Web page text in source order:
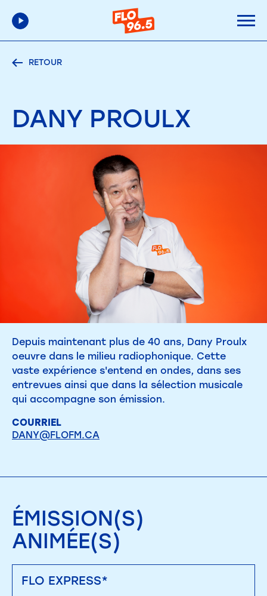
RETOUR
DANY PROULX
Depuis maintenant plus de 40 ans, Dany Proulx
oeuvre dans le milieu radiophonique. Cette
vaste expérience s'entend en ondes, dans ses
entrevues ainsi que dans la sélection musicale
qui accompagne son émission.
COURRIEL
DANY@FLOFM.CA
ÉMISSION(S)
ANIMÉE(S)
FLO EXPRESS*